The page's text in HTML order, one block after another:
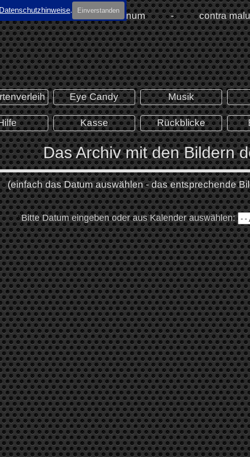
Datenschutzhinweise. Einverstanden
Menü
Eye Candy Musik
Kasse Rückblicke
Das Archiv mit den Bildern
(einfach das Datum auswählen - das entsprechende